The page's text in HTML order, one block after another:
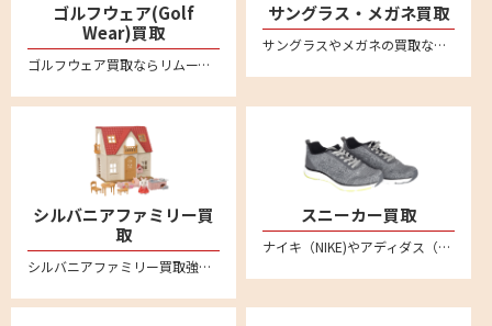
ゴルフウェア(Golf
Wear)買取
ゴルフウェア買取ならリムーブの宅配買取がおすすめ。パーリーゲイツやマーク&ロナ、キャロウェイなど有名ブランドなど多数ブランドを高価買取。レディース・メンズの商品お売りください。不要なゴルフウェアを自宅で箱に詰めて送るだけの簡単査定。全国対応・送料無料。LINEによるオンライン査定も便利
サングラス・メガネ買取
サングラスやメガネの買取ならリムーブの宅配買取が便利です。アヤメ、モスコット、アイヴァン7285、フォーナインズ、レイバンといった 人気ブランドのサングラスや眼鏡・メガネフレームを中心に買取強化中です
シルバニアファミリー買
取
シルバニアファミリー買取強化中！人形やドールハウス、箱無しのものでもしっかり買い取ります。不要になりましたシルバニアファミリーの商品がございましたらリムーブの宅配買取をご利用ください。
スニーカー買取
ナイキ（NIKE)やアディダス（adidas）、ニューバランス(New Balance)など不要になったスニーカーは宅配買取専門店リムーブへお売りください。全国対応・送料無料の安心宅配査定。LINE査定も便利です。新品未使用品から中古品のスニーカーまでしっかり買い取ります